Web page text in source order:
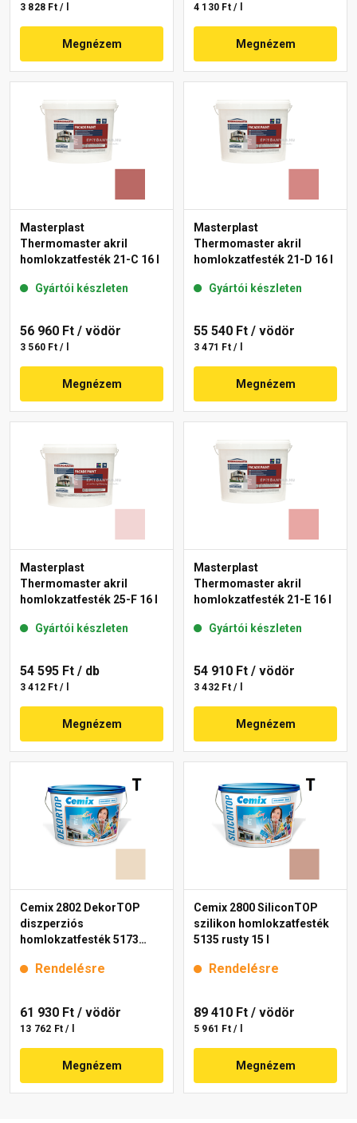
3 828 Ft / l
Megnézem
4 130 Ft / l
Megnézem
Masterplast
Thermomaster akril
homlokzatfesték 21-C 16 l
Gyártói készleten
56 960 Ft / vödör
3 560 Ft / l
Megnézem
Masterplast
Thermomaster akril
homlokzatfesték 21-D 16 l
Gyártói készleten
55 540 Ft / vödör
3 471 Ft / l
Megnézem
Masterplast
Thermomaster akril
homlokzatfesték 25-F 16 l
Gyártói készleten
54 595 Ft / db
3 412 Ft / l
Megnézem
Masterplast
Thermomaster akril
homlokzatfesték 21-E 16 l
Gyártói készleten
54 910 Ft / vödör
3 432 Ft / l
Megnézem
Cemix 2802 DekorTOP
diszperziós
homlokzatfesték 5173
Rendelésre
61 930 Ft / vödör
13 762 Ft / l
Megnézem
Cemix 2800 SiliconTOP
szilikon homlokzatfesték
5135 rusty 15 l
Rendelésre
89 410 Ft / vödör
5 961 Ft / l
Megnézem